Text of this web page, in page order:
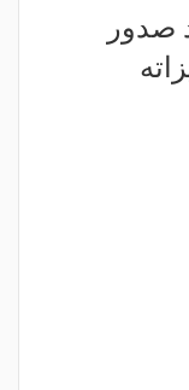
صدور